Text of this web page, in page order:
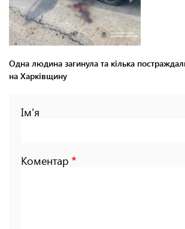
Одна людина загинула та кілька
на Харківщину
Ім'я
Коментар